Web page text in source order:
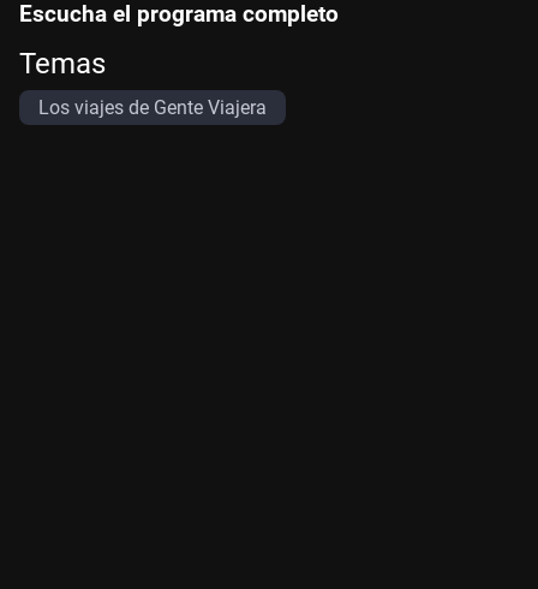
Escucha el programa completo
Temas
Los viajes de Gente Viajera